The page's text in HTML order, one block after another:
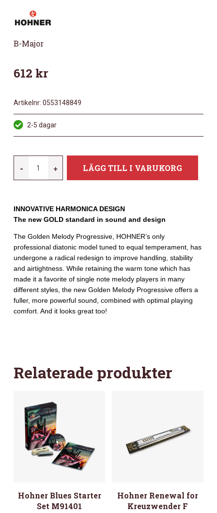
B-Major
612 kr
Artikelnr: 0553148849
2-5 dagar
-
GOLDEN
B-
MAJOR
MÄNGD
+ LÄGG TILL I VARUKORG
INNOVATIVE HARMONICA DESIGN
The new GOLD standard in sound and design
The Golden Melody Progressive, HOHNER’s only
professional diatonic model tuned to equal temperament, has
undergone a radical redesign to improve handling, stability
and airtightness. While retaining the warm tone which has
made it a favorite of single note melody players in many
different styles, the new Golden Melody Progressive offers a
fuller, more powerful sound, combined with optimal playing
comfort. And it looks great too!
Relaterade produkter
Hohner Blues Starter
Set M91401
Hohner Renewal for
Kreuzwender F